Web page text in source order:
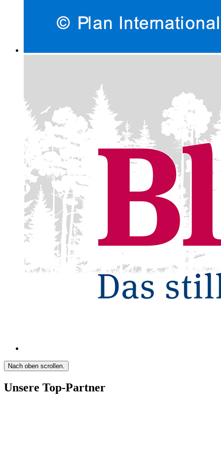
Nach oben scrollen.
Unsere Top-Partner